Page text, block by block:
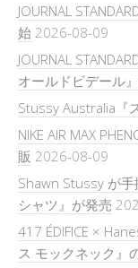
JOURNAL
始 2026-08-09
JOURNAL
オールドビデール
Stussy Australia『
NIKE AIR MAX
販 2026-08-09
Shawn Stussy が手
シャツ』が発売
417 ÉDIFICE ×
ス モックネック』